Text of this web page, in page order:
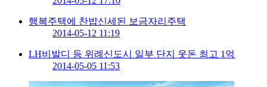
행복주택에 찬밥신세된 보금자리주택
2014-05-12 11:19
LH비발디 등 위례신도시 일부 단지 웃돈 최고 1억
2014-05-05 11:53